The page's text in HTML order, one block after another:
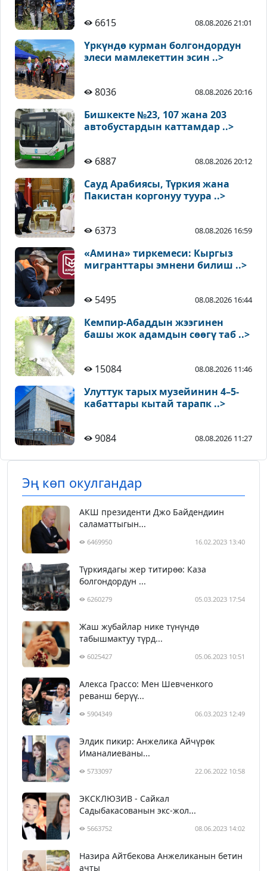
6615 08.08.2026 21:01
Үркүндө курман болгондордун
элеси мамлекеттин эсин ..>
8036 08.08.2026 20:16
Бишкекте №23, 107 жана 203
автобустардын каттамдар ..>
6887 08.08.2026 20:12
Сауд Арабиясы, Түркия жана
Пакистан коргонуу туура ..>
6373 08.08.2026 16:59
«Амина» тиркемеси: Кыргыз
мигранттары эмнени билиш ..>
5495 08.08.2026 16:44
Кемпир-Абаддын жээгинен
башы жок адамдын сөөгү таб ..>
15084 08.08.2026 11:46
Улуттук тарых музейинин 4–5-
кабаттары кытай тарапк ..>
9084 08.08.2026 11:27
Эң көп окулгандар
АКШ президенти Джо Байдендиин
саламаттыгын...
6469950 16.02.2023 13:40
Түркиядагы жер титирөө: Каза
болгондордун ...
6260279 05.03.2023 17:54
Жаш жубайлар нике түнүндө
табышмактуу түрд...
6025427 05.06.2023 10:51
Алекса Грассо: Мен Шевченкого
реванш берүү...
5904349 06.03.2023 12:49
Элдик пикир: Анжелика Айчүрөк
Иманалиеваны...
5733097 22.06.2022 10:58
ЭКСКЛЮЗИВ - Сайкал
Садыбакасованын экс-жол...
5663752 08.06.2023 14:02
Назира Айтбекова Анжеликанын бетин
ачты